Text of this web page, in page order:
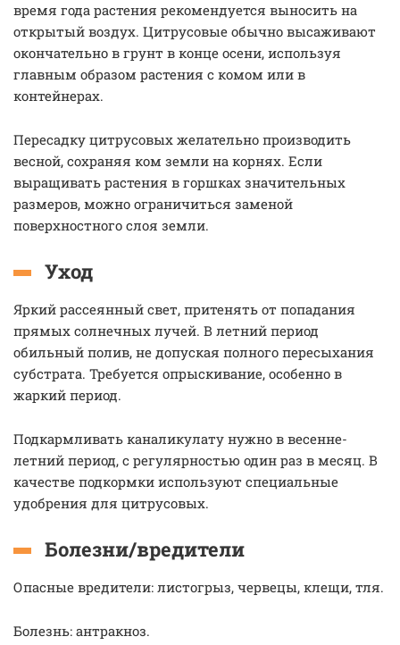
время года растения рекомендуется выносить на
открытый воздух. Цитрусовые обычно высаживают
окончательно в грунт в конце осени, используя
главным образом растения с комом или в
контейнерах.
Пересадку цитрусовых желательно производить
весной, сохраняя ком земли на корнях. Если
выращивать растения в горшках значительных
размеров, можно ограничиться заменой
поверхностного слоя земли.
Уход
Яркий рассеянный свет, притенять от попадания
прямых солнечных лучей. В летний период
обильный полив, не допуская полного пересыхания
субстрата. Требуется опрыскивание, особенно в
жаркий период.
Подкармливать каналикулату нужно в весенне-
летний период, с регулярностью один раз в месяц. В
качестве подкормки используют специальные
удобрения для цитрусовых.
Болезни/вредители
Опасные вредители: листогрыз, червецы, клещи, тля.
Болезнь: антракноз.